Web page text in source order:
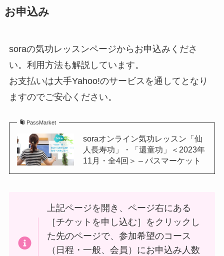
お申込み
soraの気功レッスンページからお申込みくださ
い。利用方法も解説しています。
お支払いは大手Yahoo!のサービスを通してとなり
ますのでご安心ください。
PassMarket
soraオンライン気功レッスン「仙
人長寿功」・「還童功」＜2023年
11月・全4回＞ – パスマーケット
上記ページを開き、ページ右にある
［チケットを申し込む］をクリックし
た先のページで、参加希望のコース
（日程・一般、会員）にお申込み人数